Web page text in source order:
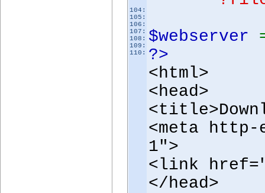
104:
105:
106:
107:
108:
109:
110:
$webserver
?>
<html>
<head>
<meta
1">
<link
</head>